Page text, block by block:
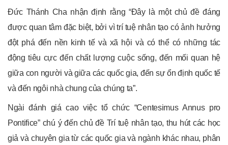
Đức Thánh Cha nhận định rằng “Đây là một chủ đề đáng
được quan tâm đặc biệt, bởi vì trí tuệ nhân tạo có ảnh hưởng
đột phá đến nền kinh tế và xã hội và có thể có những tác
động tiêu cực đến chất lượng cuộc sống, đến mối quan hệ
giữa con người và giữa các quốc gia, đến sự ổn định quốc tế
và đến ngôi nhà chung của chúng ta”.
Ngài đánh giá cao việc tổ chức “Centesimus Annus pro
Pontifice” chú ý đến chủ đề Trí tuệ nhân tạo, thu hút các học
giả và chuyên gia từ các quốc gia và ngành khác nhau, phân